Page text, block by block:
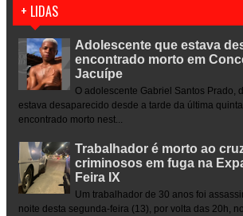
+ LIDAS
Adolescente que estava
encontrado morto em
Jacuípe
O adolescente Gabriel Santos Prado,
estava desaparecido desde a tarde da última
encontrado morto nest...
Trabalhador é morto ao
criminosos em fuga na
Feira IX
Um trabalhador de 30 anos foi
noite desta segunda-feira (13), por volta das 20h,